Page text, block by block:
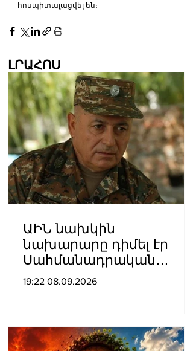
հոսպիտալացվել են։
ԼՐԱՀՈՍ
ԱԻՆ նախկին
նախարարը դիմել էր
Սահմանադրական
դատարան․ գործի
19:22 08.09.2026